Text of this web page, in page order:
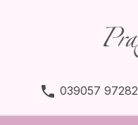
phone 039057 97282